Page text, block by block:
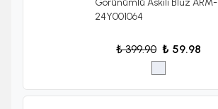
Görünümlü Askılı Bluz ARM-
24Y001064
₺ 399.90 ₺ 59.98